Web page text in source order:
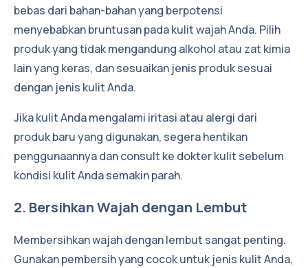
bebas dari bahan-bahan yang berpotensi
menyebabkan bruntusan pada kulit wajah Anda. Pilih
produk yang tidak mengandung alkohol atau zat kimia
lain yang keras, dan sesuaikan jenis produk sesuai
dengan jenis kulit Anda.
Jika kulit Anda mengalami iritasi atau alergi dari
produk baru yang digunakan, segera hentikan
penggunaannya dan consult ke dokter kulit sebelum
kondisi kulit Anda semakin parah.
2. Bersihkan Wajah dengan Lembut
Membersihkan wajah dengan lembut sangat penting.
Gunakan pembersih yang cocok untuk jenis kulit Anda,